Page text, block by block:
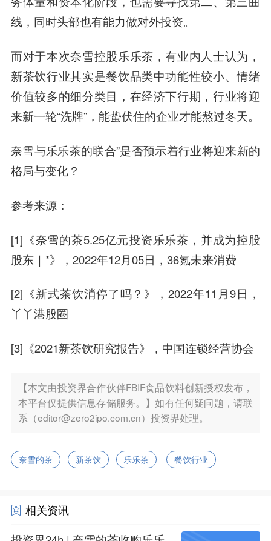
线，同时头部也有能力做对外投资。
而对于本次奈雪控股乐乐茶，有业内人士认为，
新茶饮行业其实是餐饮品类中功能性较小、情绪
价值较多的细分类目，在经济下行期，行业将迎
来新一轮“洗牌”，能蛰伏住的企业才能熬过冬天。
奈雪与乐乐茶的联合”是否预示着行业将迎来新的
格局与变化？
参考来源：
[1]《奈雪的茶5.25亿元投资乐乐茶，并成为控股
股东｜*》，2022年12月05日，36氪未来消费
[2]《新式茶饮消停了吗？》，2022年11月9日，
丫丫港股圈
[3]《2021新茶饮研究报告》，中国连锁经营协会
【本文由投资界合作伙伴FBIF食品饮料创新授权发布，
本平台仅提供信息存储服务。】如有任何疑问题，请联
系（editor@zero2ipo.com.cn）投资界处理。
奈雪的茶 新茶饮 乐乐茶 餐饮行业
相关资讯